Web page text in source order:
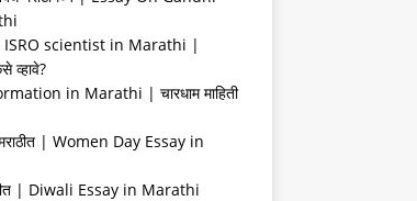
ISRO scientist in Marathi |
व्हावे?
in Marathi | चारधाम माहिती
मराठीत | Women Day Essay in
| Diwali Essay in Marathi